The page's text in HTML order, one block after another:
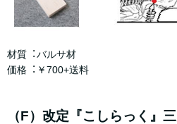
材質︓バルサ材
価格︓￥700+送料
（F）改定『こしらっく』